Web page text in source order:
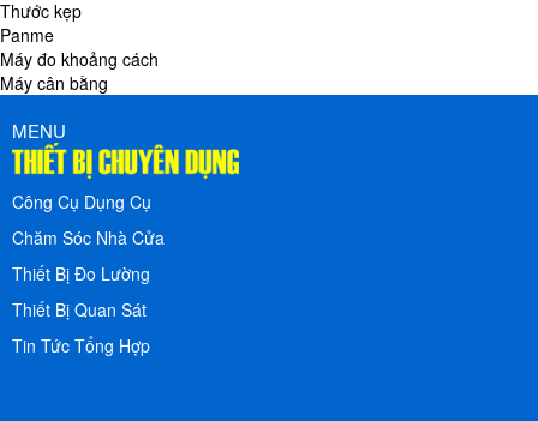
Thước kẹp
Panme
Máy đo khoảng cách
Máy cân bằng
MENU
Công Cụ Dụng Cụ
Chăm Sóc Nhà Cửa
Thiết Bị Đo Lường
Thiết Bị Quan Sát
Tin Tức Tổng Hợp